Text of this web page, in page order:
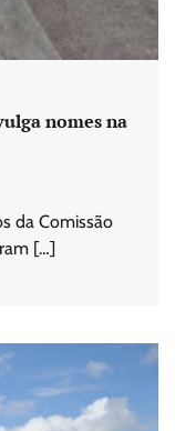
nomes na
da Comissão
[…]